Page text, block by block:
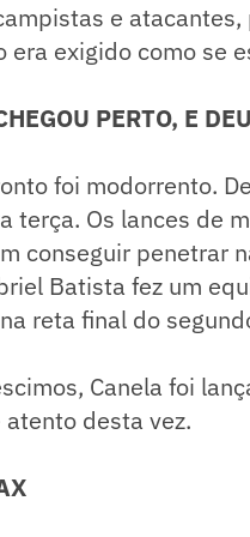
e
era exigido como se
PERTO, E
foi modorrento.
terça. Os lances de
conseguir penetrar
Batista fez um
reta final do
Canela foi
desta vez.